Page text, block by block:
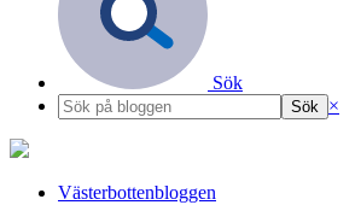
Sök
×
Västerbottenbloggen